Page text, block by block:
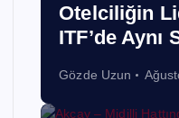
Otelciliğin
ITF’de Aynı
Gözde Uzun